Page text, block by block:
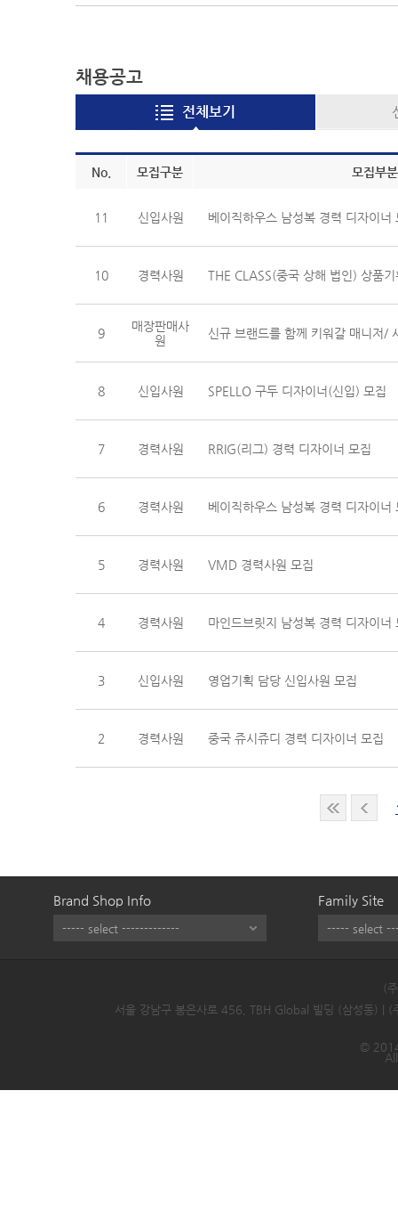
채용공고
전체보기
No. 모집구분 모집부분
11 신입사원 베이직하우스 남성복 경력 디자이너
10 경력사원
9
매장판매사
원
신규 브랜드를 함께 키워갈 매니저/
8 신입사원 SPELLO 구두 디자이너(신입) 모집
7 경력사원 RRIG(리그) 경력 디자이너 모집
6 경력사원 베이직하우스 남성복 경력 디자이너
5 경력사원 VMD 경력사원 모집
4 경력사원 마인드브릿지 남성복 경력 디자이너
3 신입사원 영업기획 담당 신입사원 모집
2 경력사원 중국 쥬시쥬디 경력 디자이너 모집
Brand Shop Info Family Site
(
서울 강남구 봉은사로 456, TBH Global 빌딩 (삼성동) |
©